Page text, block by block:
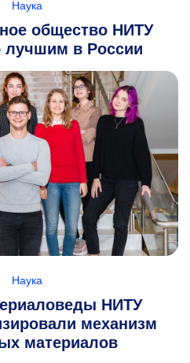
Наука
общество НИТУ
лучшим в России
Наука
НИТУ
механизм
материалов